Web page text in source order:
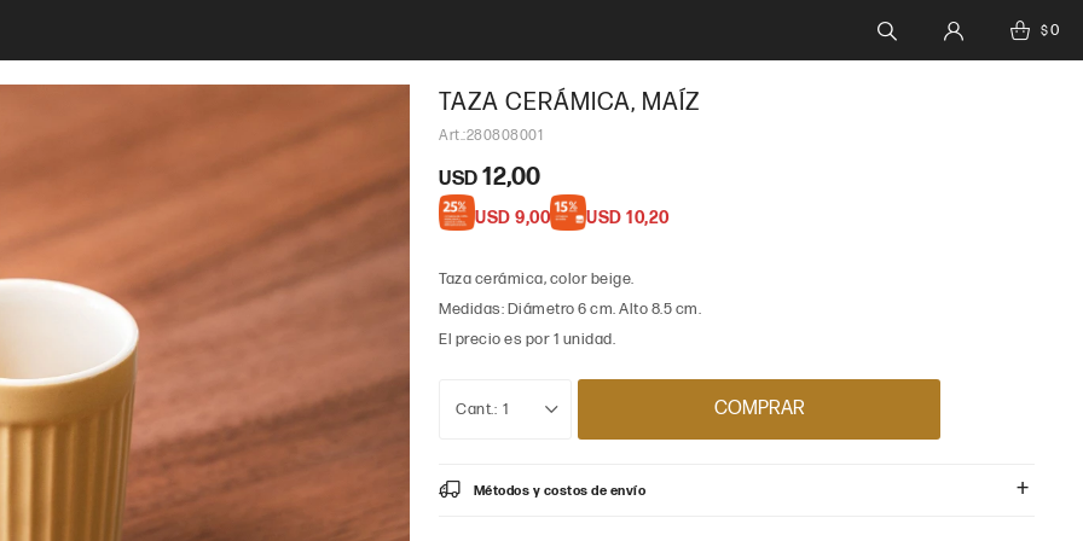
$0
TAZA CERÁMICA, MAÍZ
280808001
USD 12,00
USD 9,00 USD 10,20
Taza cerámica, color beige.
Medidas: Diámetro 6 cm. Alto 8.5 cm.
El precio es por 1 unidad.
1 COMPRAR
Métodos y costos de envío